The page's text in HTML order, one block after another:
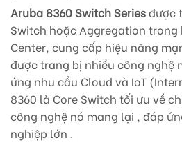
Aruba 8360 Switch Seriesđược
Switch hoặc Aggregation
Center, cung cấp hiệu năng
được trang bị nhiều công nghệ
ứng nhu cầu Cloud và IoT
8360 là Core Switch tối ưu về
công nghệ nó mang lại , đáp
nghiệp lớn .